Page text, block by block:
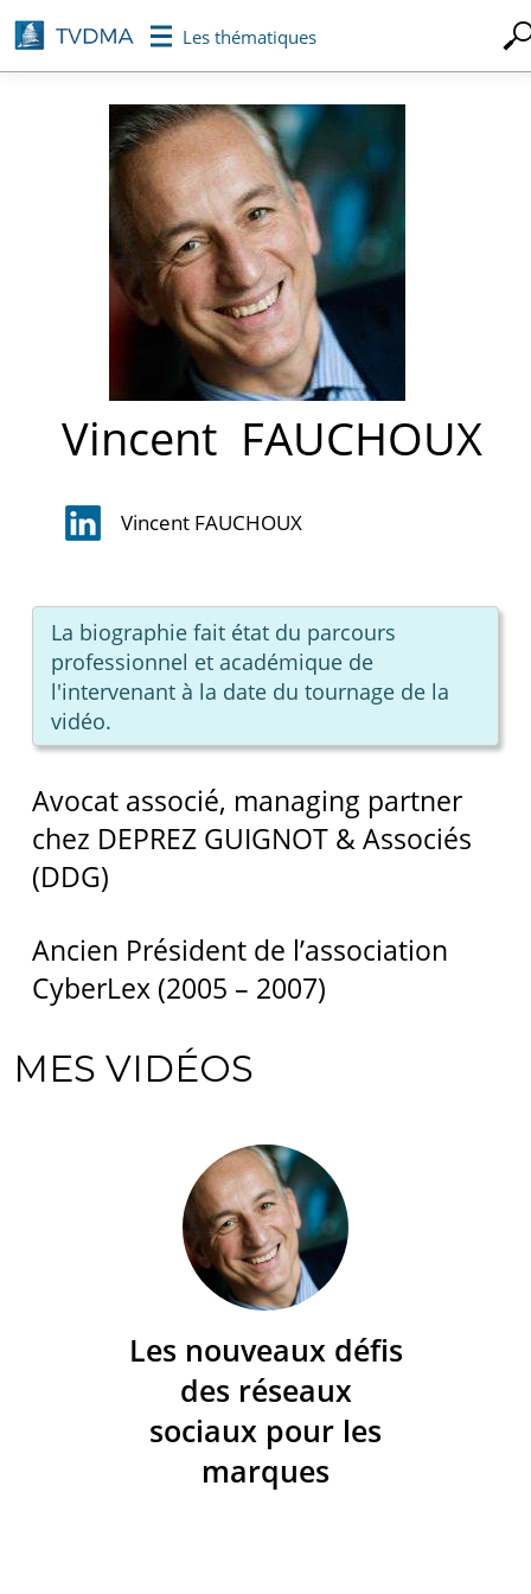
Aller
au
contenu
Les thématiques
Vincent FAUCHOUX
Vincent FAUCHOUX
La biographie fait état du parcours
professionnel et académique de
l'intervenant à la date du tournage de la
vidéo.
Avocat associé, managing partner
chez DEPREZ GUIGNOT & Associés
(DDG)
Ancien Président de l’association
CyberLex (2005 – 2007)
MES VIDÉOS
Les nouveaux défis
des réseaux
sociaux pour les
marques